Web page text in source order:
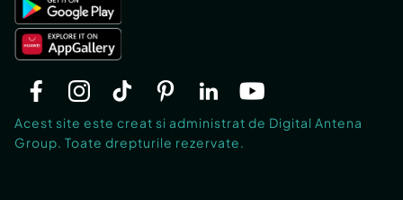
Acest site este creat si administrat de Digital Antena
Group. Toate drepturile rezervate.